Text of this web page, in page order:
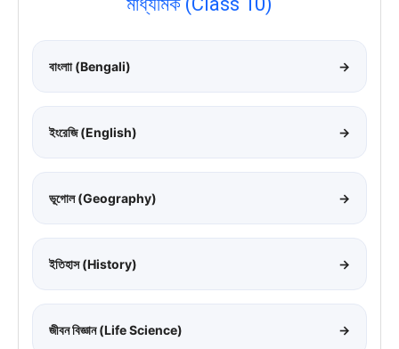
বাংলাা (Bengali) →
ইংরেজি (English) →
ভূগোল (Geography) →
ইতিহাস (History) →
জীবন বিজ্ঞান (Life Science) →